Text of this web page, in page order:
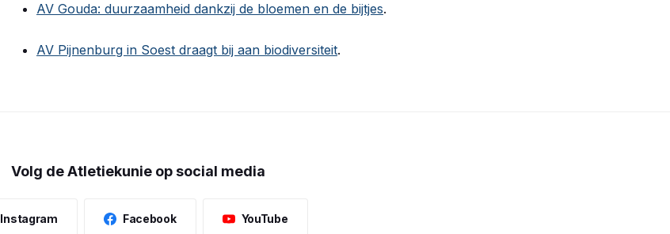
AV Gouda: duurzaamheid dankzij de bloemen en de bijtjes.
AV Pijnenburg in Soest draagt bij aan biodiversiteit.
Volg de Atletiekunie op social media
Instagram Facebook YouTube